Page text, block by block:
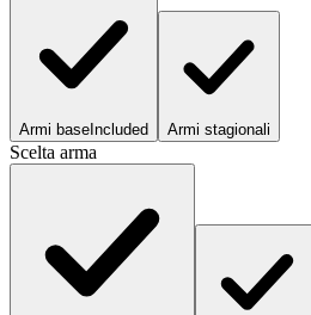
Armi base Included Armi stagionali
Scelta arma